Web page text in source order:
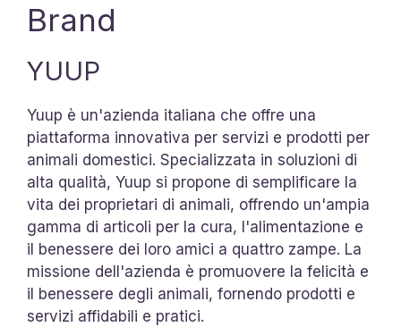
Brand
YUUP
Yuup è un'azienda italiana che offre una
piattaforma innovativa per servizi e prodotti per
animali domestici. Specializzata in soluzioni di
alta qualità, Yuup si propone di semplificare la
vita dei proprietari di animali, offrendo un'ampia
gamma di articoli per la cura, l'alimentazione e
il benessere dei loro amici a quattro zampe. La
missione dell'azienda è promuovere la felicità e
il benessere degli animali, fornendo prodotti e
servizi affidabili e pratici.